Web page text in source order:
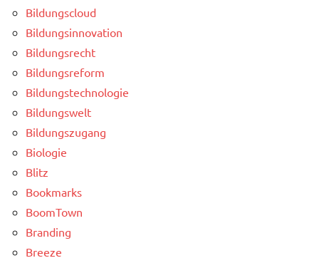
Bildungscloud
Bildungsinnovation
Bildungsrecht
Bildungsreform
Bildungstechnologie
Bildungswelt
Bildungszugang
Biologie
Blitz
Bookmarks
BoomTown
Branding
Breeze